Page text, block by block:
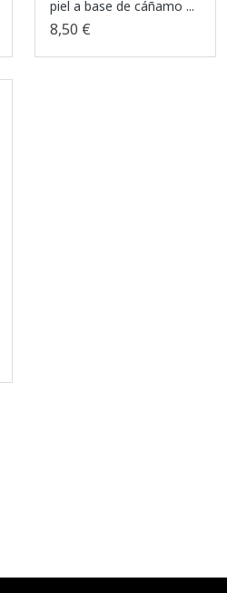
piel a base de cáñamo ...
8,50 €